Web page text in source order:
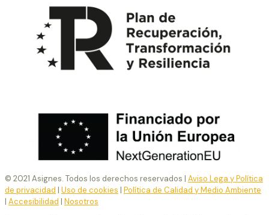
© 2021 Asignes. Todos los derechos reservados | Aviso Lega y Política
de privacidad | Uso de cookies | Política de Calidad y Medio Ambiente
| Accesibilidad | Nosotros